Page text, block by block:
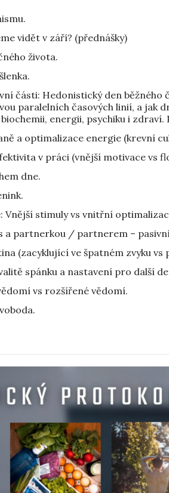
vidět v září? (přednášky)⁠
života.⁠
části: Hedonistický den
paralelních časových linií, a jak
energii, psychiku i
a optimalizace energie (krevní
v práci (vnější motivace vs
dne.⁠
Vnější stimuly vs vnitřní
a partnerkou / partnerem –
(zacyklující ve špatném zvyku vs
spánku a nastavení pro další
vs rozšířené vědomí.⁠